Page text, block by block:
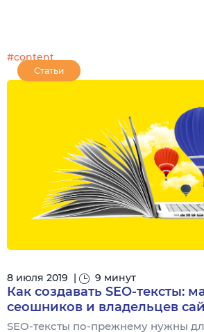
#content
Статьи
8 июля 2019 | 9 минут
Как создавать SEO-тексты:
сеошников и владельцев
SEO-тексты по-прежнему нужны